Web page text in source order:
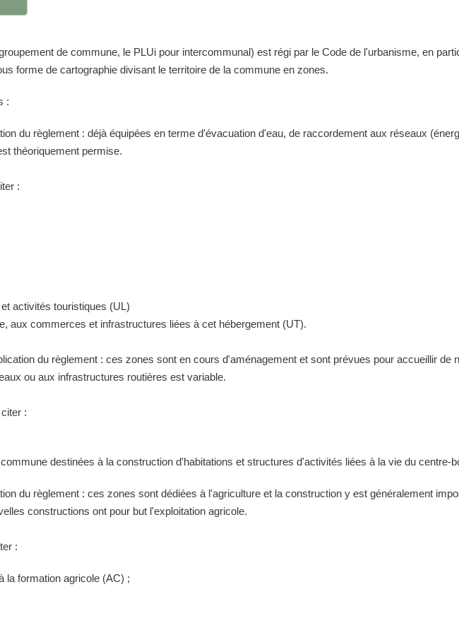
de commune, le PLUi pour intercommunal) est régi par le Code de l'urbanisme, en
forme de cartographie divisant le territoire de la commune en zones.
:
du règlement : déjà équipées en terme d'évacuation d'eau, de raccordement aux réseaux
théoriquement permise.
:
activités touristiques (UL)
aux commerces et infrastructures liées à cet hébergement (UT).
du règlement : ces zones sont en cours d'aménagement et sont prévues pour accueillir de
ou aux infrastructures routières est variable.
:
destinées à la construction d'habitations et structures d'activités liées à la vie du centre-
du règlement : ces zones sont dédiées à l'agriculture et la construction y est généralement
constructions ont pour but l'exploitation agricole.
:
la formation agricole (AC) ;